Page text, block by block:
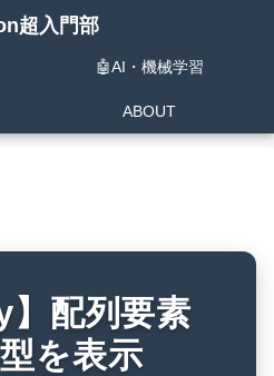
超入門部
🤖AI・機械学習
ABOUT
】配列要素
を表示